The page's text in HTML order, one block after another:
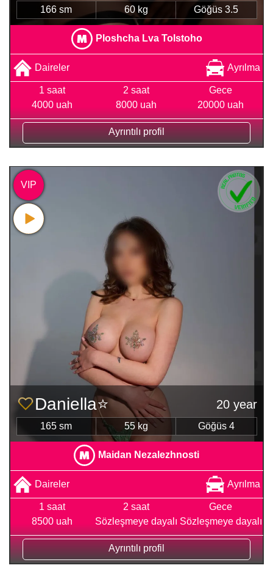
166 sm 60 kg Göğüs 3.5
Ploshcha Lva Tolstoho
Daireler Ayrılma
1 saat
4000 uah
2 saat
8000 uah
Gece
20000 uah
Ayrıntılı profil
Daniella⭐️ 20 year
165 sm 55 kg Göğüs 4
Maidan Nezalezhnosti
Daireler Ayrılma
1 saat
8500 uah
2 saat
Sözleşmeye dayalı
Gece
Sözleşmeye dayalı
Ayrıntılı profil
VIP